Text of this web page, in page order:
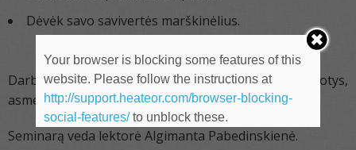
Dėvėk savo savivertės marškinėlius.
Darbo metodai: individualios ir grupinės užduotys,
asmeninių patirčių analizė, refleksija, diskusija.
Seminarą veda lektorė Algimanta Pabedinskienė.
Your browser is blocking some features of this
website. Please follow the instructions at
http://support.heateor.com/browser-blocking-
social-features/to unblock these.